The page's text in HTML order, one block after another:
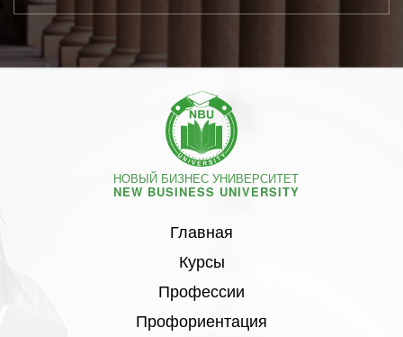
НОВЫЙ БИЗНЕС УНИВЕРСИТЕТ
NEW BUSINESS UNIVERSITY
Главная
Курсы
Профессии
Профориентация